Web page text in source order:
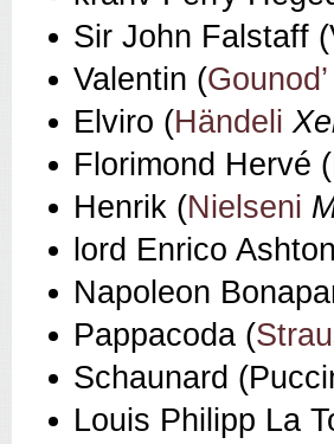
Sir John Falstaff
Valentin (Gounod’
Elviro (Händeli
Florimond Hervé (
Henrik (Nielseni
lord Enrico
Napoleon
Pappacoda (
Schaunard
Louis Philipp La